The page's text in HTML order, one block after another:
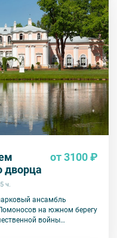
дворца
от 3100 ₽
ч.
ансамбль
на южном берегу
войны